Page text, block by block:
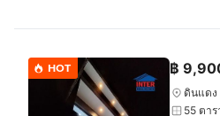
HOT ฿
ดินแดง
55 ตาร